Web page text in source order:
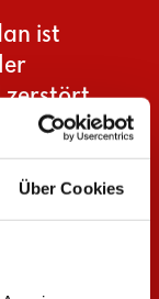
Über Cookies
ist
zerstört.
ebenso wie
auf zu